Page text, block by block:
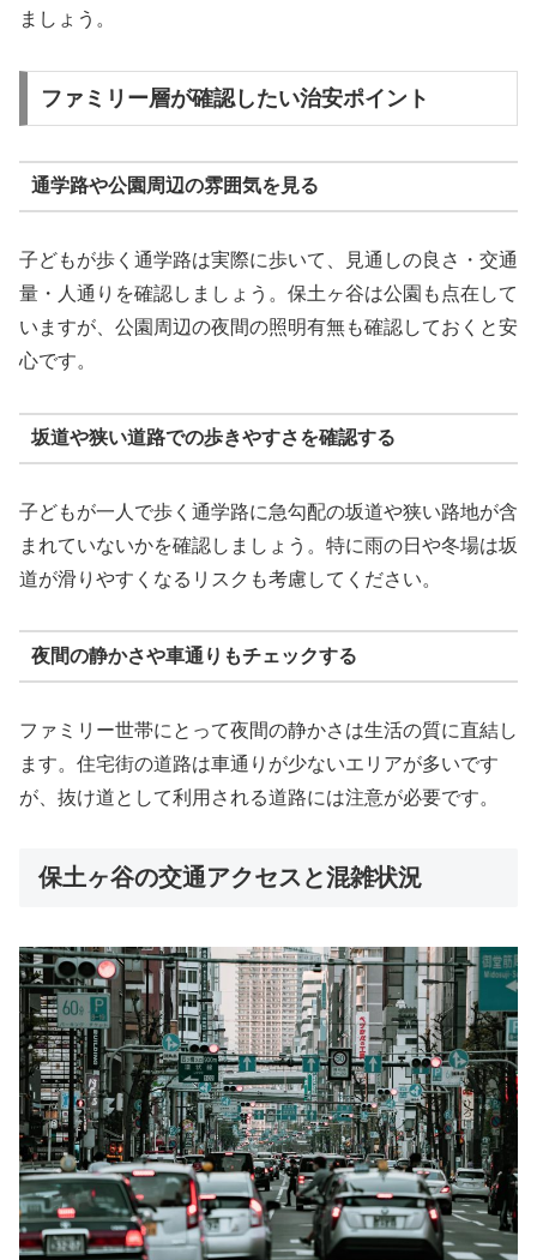
ましょう。
ファミリー層が確認したい治安ポイント
通学路や公園周辺の雰囲気を見る
子どもが歩く通学路は実際に歩いて、見通しの良さ・交通
量・人通りを確認しましょう。保土ヶ谷は公園も点在して
いますが、公園周辺の夜間の照明有無も確認しておくと安
心です。
坂道や狭い道路での歩きやすさを確認する
子どもが一人で歩く通学路に急勾配の坂道や狭い路地が含
まれていないかを確認しましょう。特に雨の日や冬場は坂
道が滑りやすくなるリスクも考慮してください。
夜間の静かさや車通りもチェックする
ファミリー世帯にとって夜間の静かさは生活の質に直結し
ます。住宅街の道路は車通りが少ないエリアが多いです
が、抜け道として利用される道路には注意が必要です。
保土ヶ谷の交通アクセスと混雑状況